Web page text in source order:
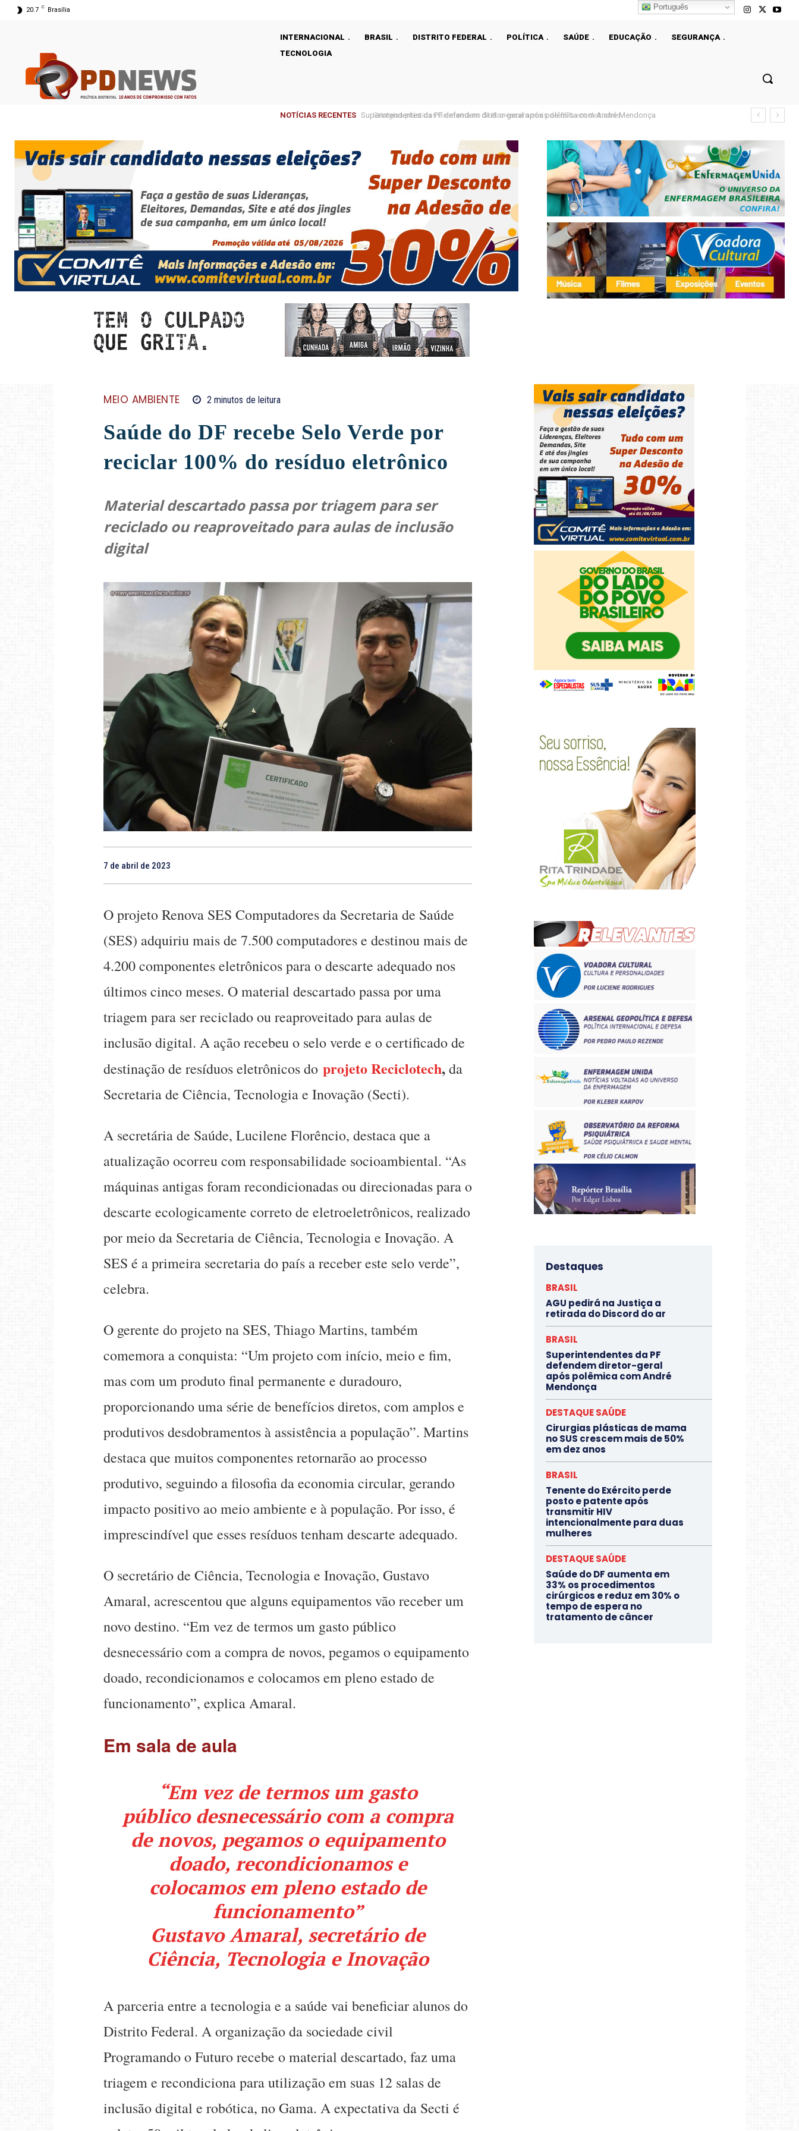
20.7 C Brasília
INTERNACIONAL BRASIL DISTRITO FEDERAL POLÍTICA SAÚDE EDUCAÇÃO
SEGURANÇA
TECNOLOGIA
NOTÍCIAS RECENTES Cirurgias plásticas de mama no SUS crescem mais de 50% em dez anos
MEIO AMBIENTE 2 minutos de leitura
Saúde do DF recebe Selo Verde por
reciclar 100% do resíduo eletrônico
Material descartado passa por triagem para ser
reciclado ou reaproveitado para aulas de inclusão
digital
7 de abril de 2023
O projeto Renova SES Computadores da Secretaria de Saúde
(SES) adquiriu mais de 7.500 computadores e destinou mais de
4.200 componentes eletrônicos para o descarte adequado nos
últimos cinco meses. O material descartado passa por uma
triagem para ser reciclado ou reaproveitado para aulas de
inclusão digital. A ação recebeu o selo verde e o certificado de
destinação de resíduos eletrônicos do projeto Reciclotech,da
Secretaria de Ciência, Tecnologia e Inovação (Secti).
A secretária de Saúde, Lucilene Florêncio, destaca que a
atualização ocorreu com responsabilidade socioambiental. “As
máquinas antigas foram recondicionadas ou direcionadas para o
descarte ecologicamente correto de eletroeletrônicos, realizado
por meio da Secretaria de Ciência, Tecnologia e Inovação. A
SES é a primeira secretaria do país a receber este selo verde”,
celebra.
O gerente do projeto na SES, Thiago Martins, também
comemora a conquista: “Um projeto com início, meio e fim,
mas com um produto final permanente e duradouro,
proporcionando uma série de benefícios diretos, com amplos e
produtivos desdobramentos à assistência a população”. Martins
destaca que muitos componentes retornarão ao processo
produtivo, seguindo a filosofia da economia circular, gerando
impacto positivo ao meio ambiente e à população. Por isso, é
imprescindível que esses resíduos tenham descarte adequado.
O secretário de Ciência, Tecnologia e Inovação, Gustavo
Amaral, acrescentou que alguns equipamentos vão receber um
novo destino. “Em vez de termos um gasto público
desnecessário com a compra de novos, pegamos o equipamento
doado, recondicionamos e colocamos em pleno estado de
funcionamento”, explica Amaral.
Em sala de aula
“Em vez de termos um gasto
público desnecessário com a compra
de novos, pegamos o equipamento
doado, recondicionamos e
colocamos em pleno estado de
funcionamento”
Gustavo Amaral, secretário de
Ciência, Tecnologia e Inovação
A parceria entre a tecnologia e a saúde vai beneficiar alunos do
Distrito Federal. A organização da sociedade civil
Programando o Futuro recebe o material descartado, faz uma
triagem e recondiciona para utilização em suas 12 salas de
inclusão digital e robótica, no Gama. A expectativa da Secti é
Destaques
BRASIL
AGU pedirá na Justiça a
retirada do Discord do ar
BRASIL
Superintendentes da PF
defendem diretor-geral
após polêmica com André
Mendonça
DESTAQUE SAÚDE
Cirurgias plásticas de mama
no SUS crescem mais de 50%
em dez anos
BRASIL
Tenente do Exército perde
posto e patente após
transmitir HIV
intencionalmente para duas
mulheres
DESTAQUE SAÚDE
Saúde do DF aumenta em
33% os procedimentos
cirúrgicos e reduz em 30% o
tempo de espera no
tratamento de câncer
Português